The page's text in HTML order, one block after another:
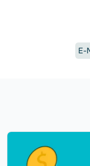
E-